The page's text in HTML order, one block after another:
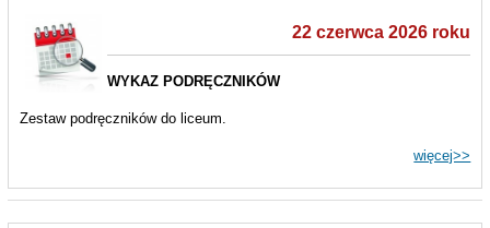
22 czerwca 2026 roku
WYKAZ PODRĘCZNIKÓW
Zestaw podręczników do liceum.
więcej>>